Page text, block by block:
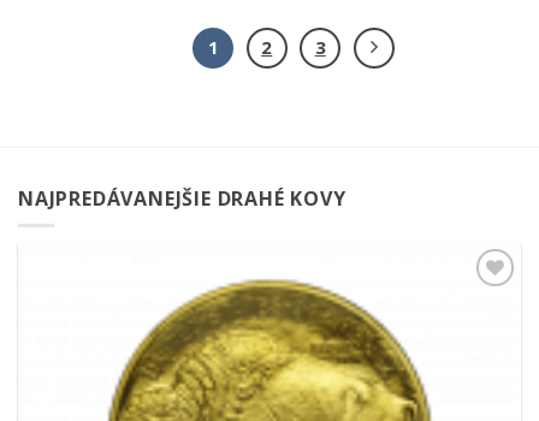
1 2 3
NAJPREDÁVANEJŠIE DRAHÉ KOVY